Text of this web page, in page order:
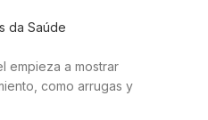
da Saúde
empieza a mostrar
como arrugas y